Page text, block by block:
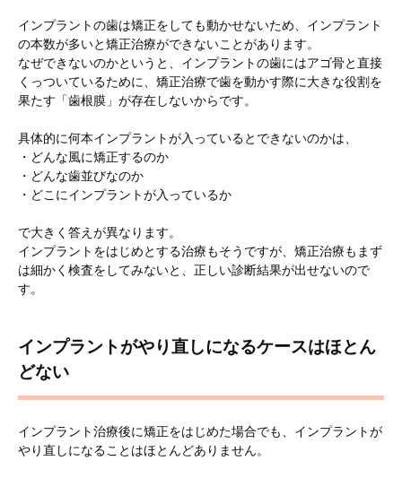
インプラントの歯は矯正をしても動かせないため、インプラント
の本数が多いと矯正治療ができないことがあります。
なぜできないのかというと、インプラントの歯にはアゴ骨と直接
くっついているために、矯正治療で歯を動かす際に大きな役割を
果たす「歯根膜」が存在しないからです。
具体的に何本インプラントが入っているとできないのかは、
・どんな風に矯正するのか
・どんな歯並びなのか
・どこにインプラントが入っているか
で大きく答えが異なります。
インプラントをはじめとする治療もそうですが、矯正治療もまず
は細かく検査をしてみないと、正しい診断結果が出せないので
す。
インプラントがやり直しになるケースはほとん
どない
インプラント治療後に矯正をはじめた場合でも、インプラントが
やり直しになることはほとんどありません。